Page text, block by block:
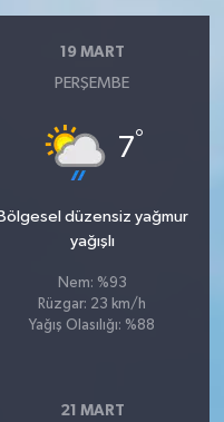
19 MART
PERŞEMBE
7°
düzensiz yağmur
yağışlı
Nem: %93
Rüzgar: 23 km/h
Yağış Olasılığı: %88
21 MART